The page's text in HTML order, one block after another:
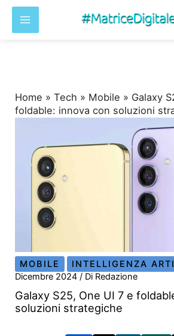
Home »Tech » Mobile » Galaxy
foldable: innova con soluzioni
MOBILE INTELLIGENZA
Dicembre 2024/ Di Redazione
Galaxy S25, One UI 7 e
soluzioni strategiche